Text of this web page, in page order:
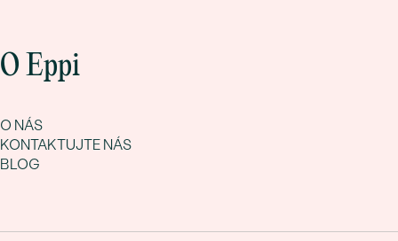
O Eppi
O NÁS
KONTAKTUJTE NÁS
BLOG